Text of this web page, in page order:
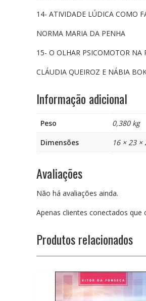
14- ATIVIDADE LÚDICA COMO
NORMA MARIA DA PENHA
15- O OLHAR PSICOMOTOR
CLÁUDIA QUEIROZ E NÁBIA
Informação adicional
Peso
0,380 kg
Dimensões
16 × 23 ×
Avaliações
Não há avaliações ainda.
Apenas clientes conectados
Produtos relacionados